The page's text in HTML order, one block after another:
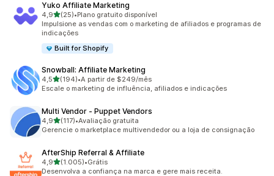
Yuko Affiliate Marketing
4,9de 5 estrelas
(25)
25 avaliações ao todo
•Plano gratuito disponível
Impulsione as vendas com o marketing de afiliados e programas de
indicações
Built for Shopify
Snowball: Affiliate Marketing
4,5de 5 estrelas
(194)
194 avaliações ao todo
•A partir de $249/mês
Escale o marketing de influência, afiliados e indicações
Multi Vendor ‑ Puppet Vendors
4,9de 5 estrelas
(117)
117 avaliações ao todo
•Avaliação gratuita
Gerencie o marketplace multivendedor ou a loja de consignação
AfterShip Referral & Affiliate
4,9de 5 estrelas
(1.005)
1005 avaliações ao todo
•Grátis
Desenvolva a confiança na marca e gere mais receita.